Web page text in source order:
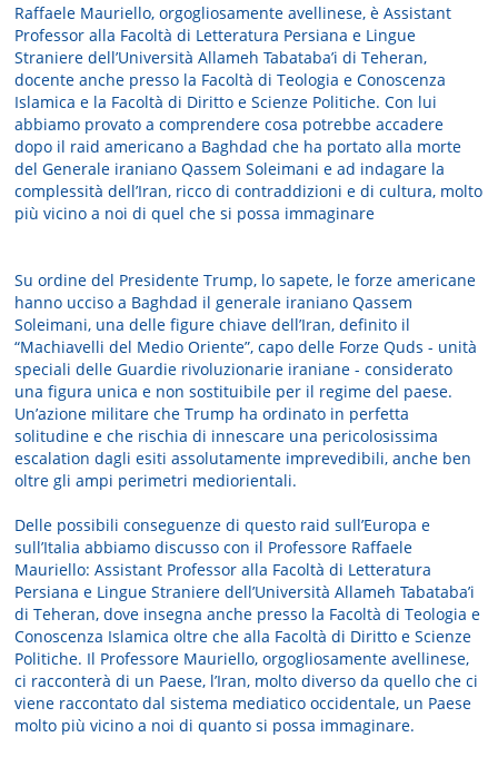
Raffaele Mauriello, orgogliosamente avellinese, è Assistant
Professor alla Facoltà di Letteratura Persiana e Lingue
Straniere dell’Università Allameh Tabataba’i di Teheran,
docente anche presso la Facoltà di Teologia e Conoscenza
Islamica e la Facoltà di Diritto e Scienze Politiche. Con lui
abbiamo provato a comprendere cosa potrebbe accadere
dopo il raid americano a Baghdad che ha portato alla morte
del Generale iraniano Qassem Soleimani e ad indagare la
complessità dell’Iran, ricco di contraddizioni e di cultura, molto
più vicino a noi di quel che si possa immaginare
Su ordine del Presidente Trump, lo sapete, le forze americane
hanno ucciso a Baghdad il generale iraniano Qassem
Soleimani, una delle figure chiave dell’Iran, definito il
“Machiavelli del Medio Oriente”, capo delle Forze Quds - unità
speciali delle Guardie rivoluzionarie iraniane - considerato
una figura unica e non sostituibile per il regime del paese.
Un’azione militare che Trump ha ordinato in perfetta
solitudine e che rischia di innescare una pericolosissima
escalation dagli esiti assolutamente imprevedibili, anche ben
oltre gli ampi perimetri mediorientali.
Delle possibili conseguenze di questo raid sull’Europa e
sull’Italia abbiamo discusso con il Professore Raffaele
Mauriello: Assistant Professor alla Facoltà di Letteratura
Persiana e Lingue Straniere dell’Università Allameh Tabataba’i
di Teheran, dove insegna anche presso la Facoltà di Teologia e
Conoscenza Islamica oltre che alla Facoltà di Diritto e Scienze
Politiche. Il Professore Mauriello, orgogliosamente avellinese,
ci racconterà di un Paese, l’Iran, molto diverso da quello che ci
viene raccontato dal sistema mediatico occidentale, un Paese
molto più vicino a noi di quanto si possa immaginare.